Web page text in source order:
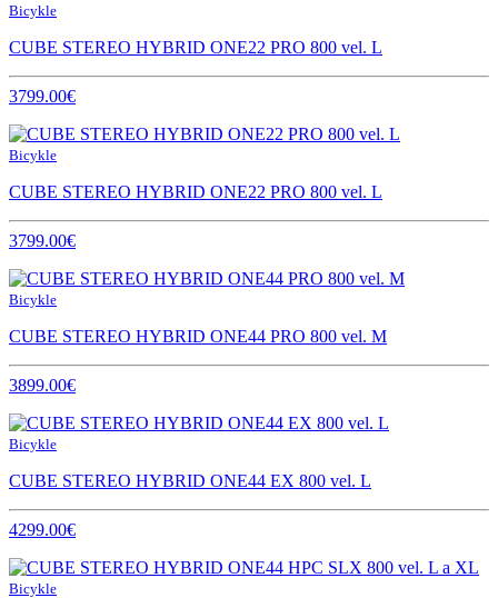
Bicykle
CUBE STEREO HYBRID ONE22 PRO 800 vel. L
3799.00€
Bicykle
CUBE STEREO HYBRID ONE22 PRO 800 vel. L
3799.00€
Bicykle
CUBE STEREO HYBRID ONE44 PRO 800 vel. M
3899.00€
Bicykle
CUBE STEREO HYBRID ONE44 EX 800 vel. L
4299.00€
Bicykle